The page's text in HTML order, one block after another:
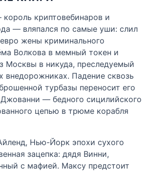
криптовебинаров и
— вляпался по самые уши: слил
жены криминального
Волкова в мемный токен и
Москвы в никуда, преследуемый
внедорожниках. Падение сквозь
турбазы переносит его
— бедного сицилийского
цепью в трюме корабля
Нью-Йорк эпохи сухого
зацепка: дядя Винни,
с мафией. Максу предстоит